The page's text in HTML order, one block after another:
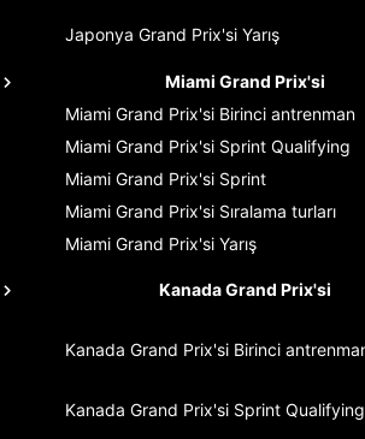
Japonya Grand Prix'si Yarış
Miami Grand Prix'si
Miami Grand Prix'si Birinci antrenman
Miami Grand Prix'si Sprint Qualifying
Miami Grand Prix'si Sprint
Miami Grand Prix'si Sıralama turları
Miami Grand Prix'si Yarış
Kanada Grand Prix'si
Kanada Grand Prix'si Birinci
Kanada Grand Prix'si Sprint Qualifying